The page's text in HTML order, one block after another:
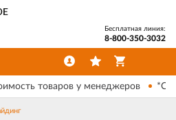
Бесплатная линия:
8-800-350-3032
товаров у менеджеров